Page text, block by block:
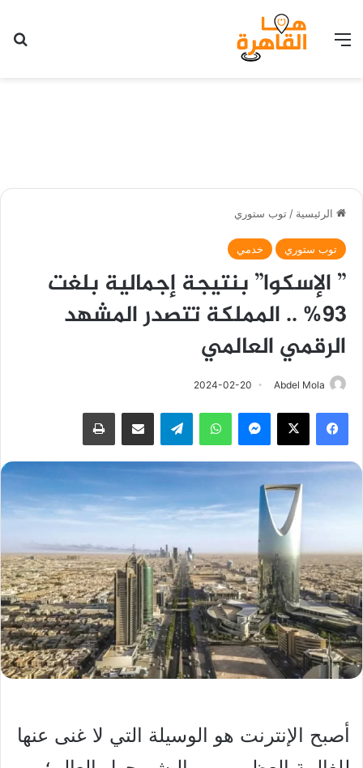
القائمة
الرئيسية / توب ستوري
توب ستوري خدمي
” الإسكوا” بنتيجة إجمالية بلغت
93% .. المملكة تتصدر المشهد
الرقمي العالمي
Abdel Mola
2024-02-20
فيسبوك ‫X ماسنجر واتساب تيلقرام مشاركة عبر البريد طباعة
أصبح الإنترنت هو الوسيلة التي لا غنى عنها